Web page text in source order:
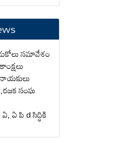
సమావేశం
సంఘ
ఏ పి d సిద్ధికి